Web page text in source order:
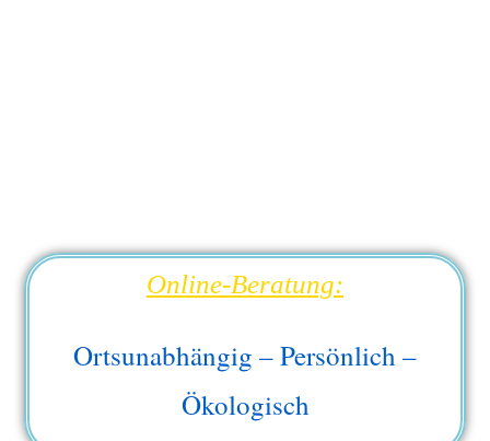
Online-Beratung:
Ortsunabhängig – Persönlich –
Ökologisch